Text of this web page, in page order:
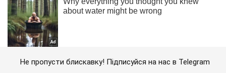
Не пропусти блискавку! Підписуйся на нас в Telegram